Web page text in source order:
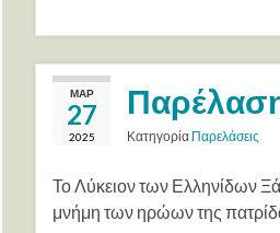
ΜΑΡ
27
2025 Κατηγορία Παρελάσεις
Το Λύκειον των Ελληνίδων
μνήμη των ηρώων της